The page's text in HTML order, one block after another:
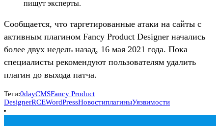
пишут эксперты.
Сообщается, что таргетированные атаки на сайты с
активным плагином Fancy Product Designer начались
более двух недель назад, 16 мая 2021 года. Пока
специалисты рекомендуют пользователям удалить
плагин до выхода патча.
Теги:0dayCMSFancy Product
DesignerRCEWordPressНовостиплагиныУязвимости